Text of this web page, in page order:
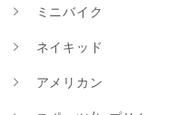
ミニバイク
ネイキッド
アメリカン